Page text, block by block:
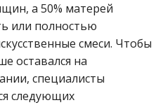
а 50% матерей
или полностью
смеси. Чтобы
оставался на
специалисты
следующих